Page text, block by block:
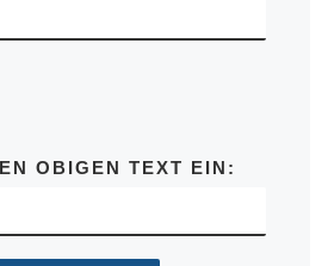
OBIGEN TEXT EIN: